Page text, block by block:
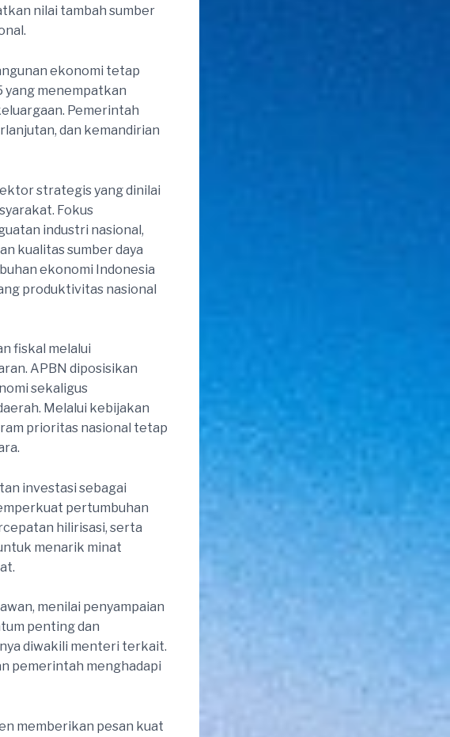
nilai tambah sumber
ekonomi tetap
yang menempatkan
Pemerintah
dan kemandirian
strategis yang dinilai
Fokus
industri nasional,
kualitas sumber daya
ekonomi Indonesia
produktivitas nasional
fiskal melalui
APBN diposisikan
sekaligus
Melalui kebijakan
prioritas nasional tetap
investasi sebagai
pertumbuhan
hilirisasi, serta
menarik minat
menilai penyampaian
penting dan
diwakili menteri terkait.
pemerintah menghadapi
memberikan pesan kuat